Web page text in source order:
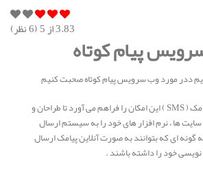
3.83از 5 ( 6نظر)
پیام کوتاه
ددر مورد وب سرویس پیام کوتاه صحبت کنیم
وب سرویس ارسال پیامک ( SMS ) این امکان را فراهم می آورد تا طراحان و
ها ، نرم افزار های خود را به سیستم ارسال
ای که بتوانند به صورت آنلاین پیامک ارسال
خود را داشته باشند .